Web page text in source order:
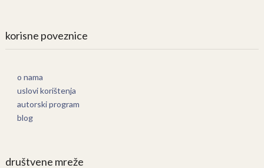
korisne poveznice
o nama
uslovi korištenja
autorski program
blog
društvene mreže